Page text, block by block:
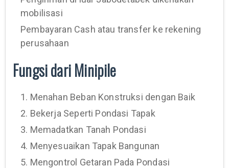
mobilisasi
Pembayaran Cash atau transfer ke rekening
perusahaan
Fungsi dari Minipile
1. Menahan Beban Konstruksi dengan Baik
2. Bekerja Seperti Pondasi Tapak
3. Memadatkan Tanah Pondasi
4. Menyesuaikan Tapak Bangunan
5. Mengontrol Getaran Pada Pondasi